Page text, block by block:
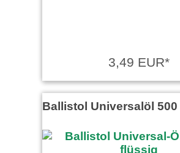
3,49 EUR*
Ballistol Universalöl